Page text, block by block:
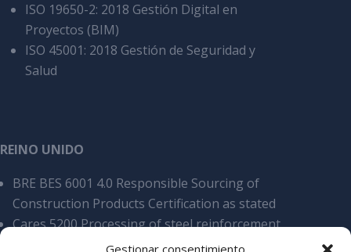
Gestionar consentimiento
ISO 19650-2: 2018 Gestión Digital en
Proyectos (BIM)
ISO 45001: 2018 Gestión de Seguridad y
Salud
REINO UNIDO
BRE BES 6001 4.0 Responsible Sourcing of
Construction Products Certification as stated
Cares 5200 Processing of steel reinforcement
products, overall SCS v9